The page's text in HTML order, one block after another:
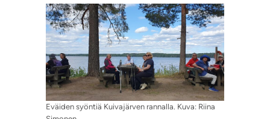
Eväiden syöntiä Kuivajärven rannalla. Kuva: Riina